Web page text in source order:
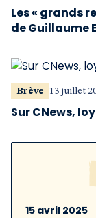
Les « grands
de Guillaume
Brève 13 juillet
Sur CNews,
15 avril 2025